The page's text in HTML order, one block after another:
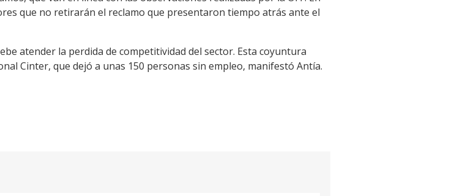
que no retirarán el reclamo que presentaron tiempo atrás ante el
atender la perdida de competitividad del sector. Esta coyuntura
Cinter, que dejó a unas 150 personas sin empleo, manifestó Antía.